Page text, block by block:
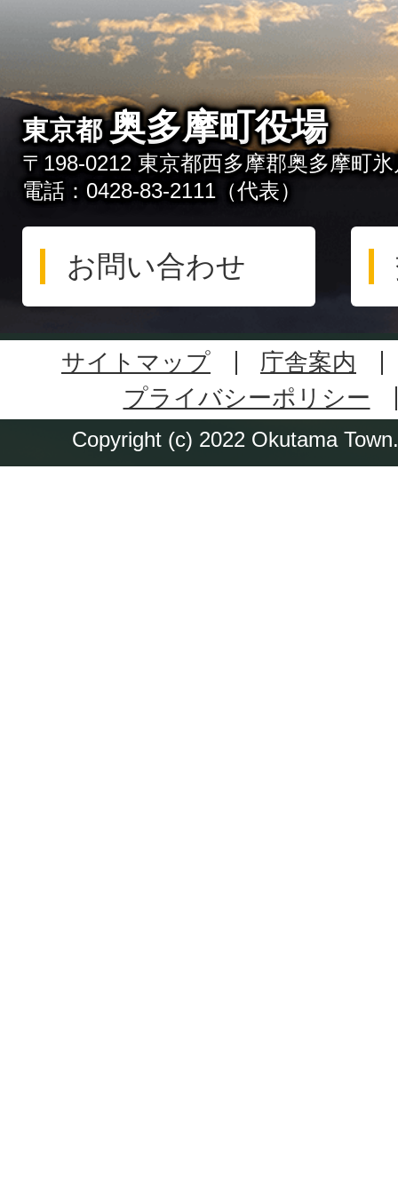
東京都 奥多摩町役場
〒198-0212 東京都西多摩郡奥多摩町
電話：0428-83-2111（代表）
お問い合わせ
サイトマップ
庁舎案内
プライバシーポリシー
Copyright (c) 2022 Okutama